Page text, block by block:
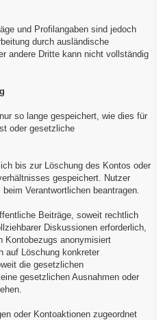
und Profilangaben sind jedoch
durch ausländische
andere Dritte kann nicht vollständig
so lange gespeichert, wie dies für
oder gesetzliche
bis zur Löschung des Kontos oder
gespeichert. Nutzer
Verantwortlichen beantragen.
Beiträge, soweit rechtlich
Diskussionen erforderlich,
Kontobezugs anonymisiert
auf Löschung konkreter
die gesetzlichen
gesetzlichen Ausnahmen oder
oder Kontoaktionen zugeordnet